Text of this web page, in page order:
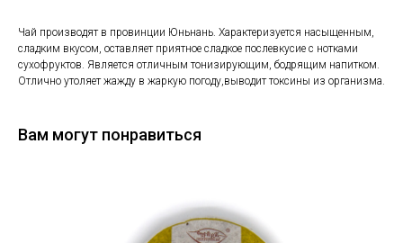
Чай производят в провинции Юньнань. Характеризуется насыщенным,
сладким вкусом, оставляет приятное сладкое послевкусие с нотками
сухофруктов. Является отличным тонизирующим, бодрящим напитком.
Отлично утоляет жажду в жаркую погоду,выводит токсины из организма.
Вам могут понравиться